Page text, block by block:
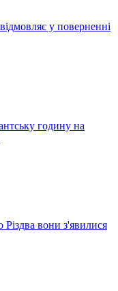
у поверненні
годину на
вони з'явилися